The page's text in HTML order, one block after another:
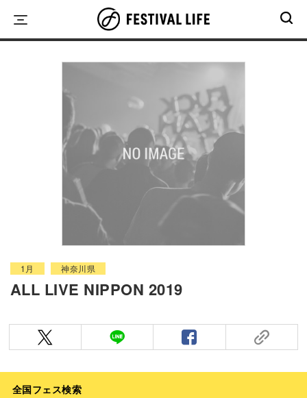
content
1月 神奈川県
ALL LIVE NIPPON 2019
全国フェス検索